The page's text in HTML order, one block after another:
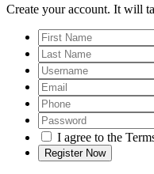
Create your account. It will
I agree to the